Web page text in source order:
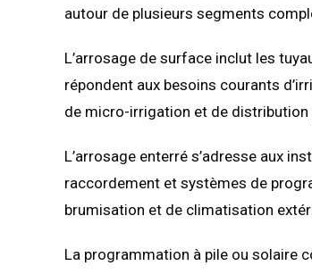
autour de plusieurs segments
L’arrosage de surface inclut les
répondent aux besoins courants
de micro-irrigation et de distribution
L’arrosage enterré s’adresse aux
raccordement et systèmes de
brumisation et de climatisation
La programmation à pile ou solaire